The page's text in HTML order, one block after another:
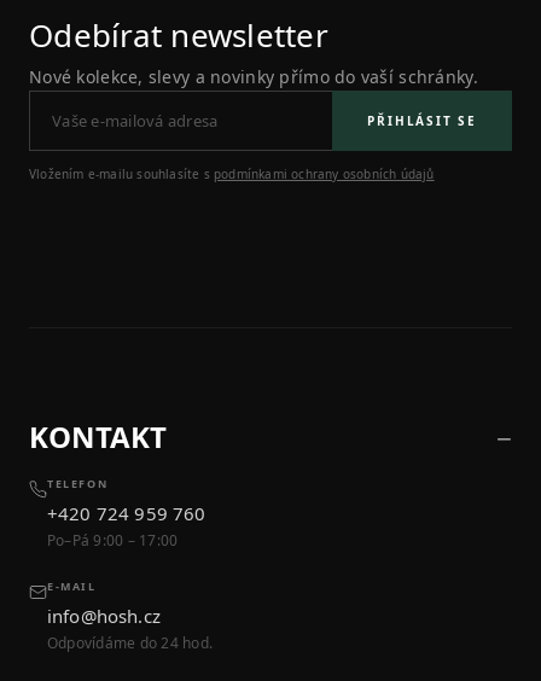
Odebírat newsletter
Nové kolekce, slevy a novinky přímo do vaší schránky.
PŘIHLÁSIT SE
Vložením e-mailu souhlasíte s podmínkami ochrany osobních údajů
KONTAKT
TELEFON
+420 724 959 760
Po–Pá 9:00 – 17:00
E-MAIL
info@hosh.cz
Odpovídáme do 24 hod.